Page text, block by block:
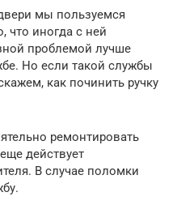
мы пользуемся
что иногда с ней
проблемой лучше
Но если такой службы
как починить ручку
ремонтировать
действует
В случае поломки